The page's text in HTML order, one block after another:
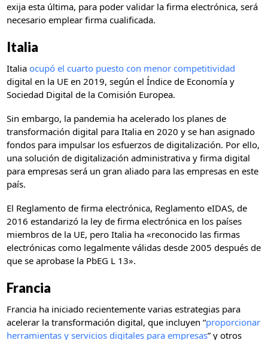
exija esta última, para poder validar la firma electrónica, será
necesario emplear firma cualificada.
Italia
Italiaocupó el cuarto puesto con menor competitividad
digital en la UE en 2019, según el Índice de Economía y
Sociedad Digital de la Comisión Europea.
Sin embargo, la pandemia ha acelerado los planes de
transformación digital para Italia en 2020 y se han asignado
fondos para impulsar los esfuerzos de digitalización. Por ello,
una solución de digitalización administrativa y firma digital
para empresas será un gran aliado para las empresas en este
país.
El Reglamento de firma electrónica, Reglamento eIDAS, de
2016 estandarizó la ley de firma electrónica en los países
miembros de la UE, pero Italia ha «reconocido las firmas
electrónicas como legalmente válidas desde 2005 después de
que se aprobase la PbEG L 13».
Francia
Francia ha iniciado recientemente varias estrategias para
acelerar la transformación digital, que incluyen “proporcionar
herramientas y servicios digitales para empresas” y otros